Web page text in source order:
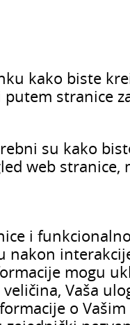
kako biste
stranice
su kako
web stranice,
i
mogu
Vaša
o